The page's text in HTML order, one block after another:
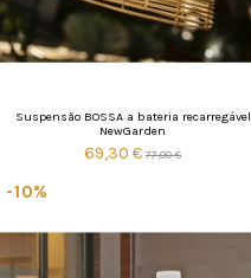
Suspensão BOSSA a bateria recarregável
NewGarden
69,30 € 77,00 €
-10%